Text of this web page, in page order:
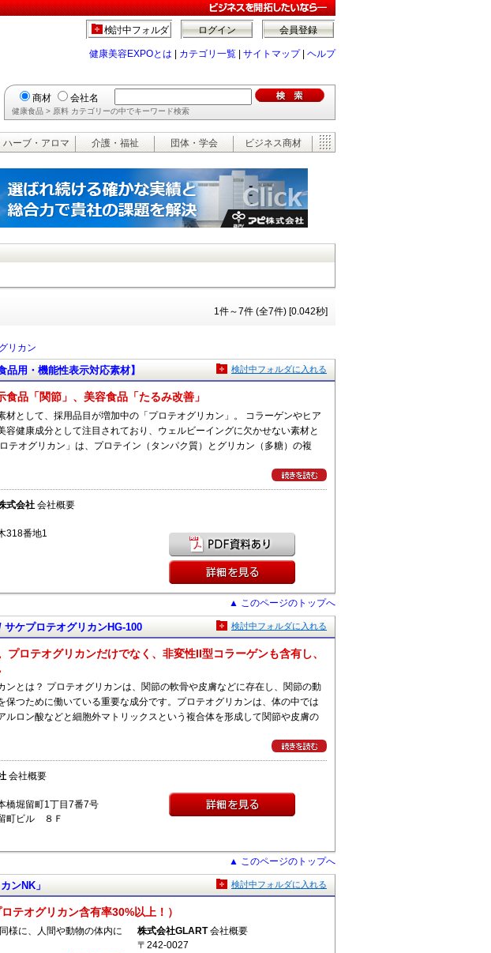
会員登録
ログイン
検討中フォルダ
健康美容EXPOとは カテゴリ一覧 サイトマップ| ヘルプ
商材 会社名
健康食品 > 原料 カテゴリーの中でキーワード検索
ハーブ・アロマ 介護・福祉 団体・学会 ビジネス商材
1件～7件 (全7件) [0.042秒]
リカン
用・機能性表示対応素材】
品「関節」、美容食品「たるみ改善」
材として、採用品目が増加中の「プロテオグリカン」。 コラーゲンやヒア
容健康成分として注目されており、ウェルビーイングに欠かせない素材と
テオグリカン」は、プロテイン（タンパク質）とグリカン（多糖）の複
式会社 会社概要
318番地1
検討中フォルダに入れる
▲ このページのトップへ
ケプロテオグリカンHG-100
ロテオグリカンだけでなく、非変性II型コラーゲンも含有し、
とは？ プロテオグリカンは、関節の軟骨や皮膚などに存在し、関節の動
保つために働いている重要な成分です。プロテオグリカンは、体の中では
ルロン酸などと細胞外マトリックスという複合体を形成して関節や皮膚の
会社概要
橋堀留町1丁目7番7号
町ビル ８Ｆ
検討中フォルダに入れる
▲ このページのトップへ
ンNK」
テオグリカン含有率30%以上！）
様に、人間や動物の体内に
株式会社GLART会社概要
〒242-0027
検討中フォルダに入れる